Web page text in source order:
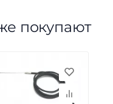
покупают